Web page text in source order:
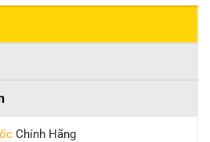
Chính Hãng